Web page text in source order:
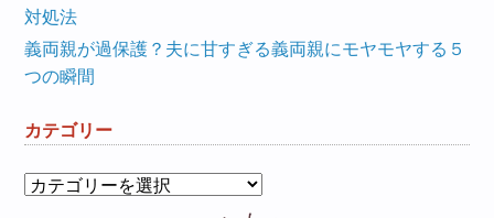
対処法
義両親が過保護？夫に甘すぎる義両親にモヤモヤする５
つの瞬間
カテゴリー
カ